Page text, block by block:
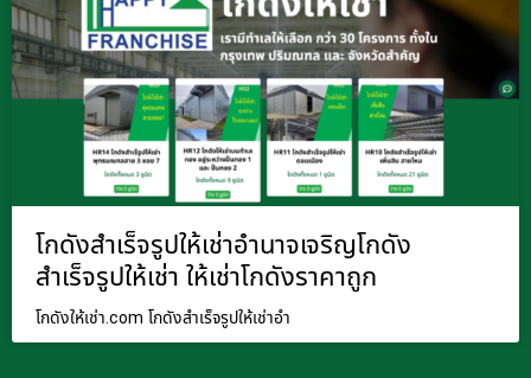
โกดังสำเร็จรูปให้เช่าอำนาจเจริญโกดัง
สำเร็จรูปให้เช่า ให้เช่าโกดังราคาถูก
โกดังให้เช่า.com โกดังสำเร็จรูปให้เช่าอำ